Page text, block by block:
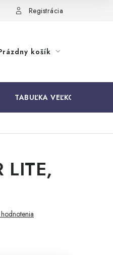
Registrácia
košík
TABUĽKA VEĽKOSTÍ
LITE,